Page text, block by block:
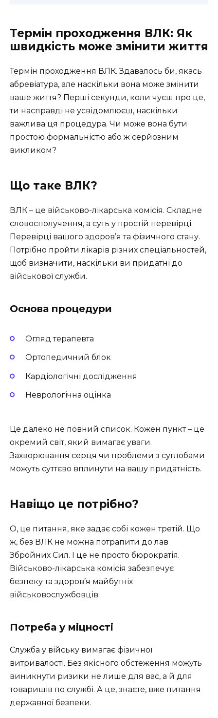
Термін проходження ВЛК: Як
швидкість може змінити життя
Термін проходження ВЛК. Здавалось би, якась
абревіатура, але наскільки вона може змінити
ваше життя? Перші секунди, коли чуєш про це,
ти насправді не усвідомлюєш, наскільки
важлива ця процедура. Чи може вона бути
простою формальністю або ж серйозним
викликом?
Що таке ВЛК?
ВЛК – це військово-лікарська комісія. Складне
словосполучення, а суть у простій перевірці.
Перевірці вашого здоров’я та фізичного стану.
Потрібно пройти лікарів різних спеціальностей,
щоб визначити, наскільки ви придатні до
військової служби.
Основа процедури
Огляд терапевта
Ортопедичний блок
Кардіологічні дослідження
Неврологічна оцінка
Це далеко не повний список. Кожен пункт – це
окремий світ, який вимагає уваги.
Захворювання серця чи проблеми з суглобами
можуть суттєво вплинути на вашу придатність.
Навіщо це потрібно?
О, це питання, яке задає собі кожен третій. Що
ж, без ВЛК не можна потрапити до лав
Збройних Сил. І це не просто бюрократія.
Військово-лікарська комісія забезпечує
безпеку та здоров’я майбутніх
військовослужбовців.
Потреба у міцності
Служба у війську вимагає фізичної
витривалості. Без якісного обстеження можуть
виникнути ризики не лише для вас, а й для
товаришів по службі. А це, знаєте, вже питання
державної безпеки.